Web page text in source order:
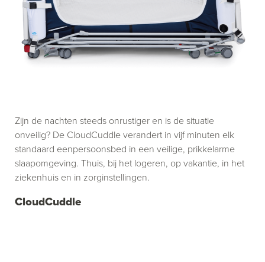
CloudCuddle
Zijn de nachten steeds onrustiger en is de situatie
onveilig? De CloudCuddle verandert in vijf minuten elk
standaard eenpersoonsbed in een veilige, prikkelarme
slaapomgeving. Thuis, bij het logeren, op vakantie, in het
ziekenhuis en in zorginstellingen.